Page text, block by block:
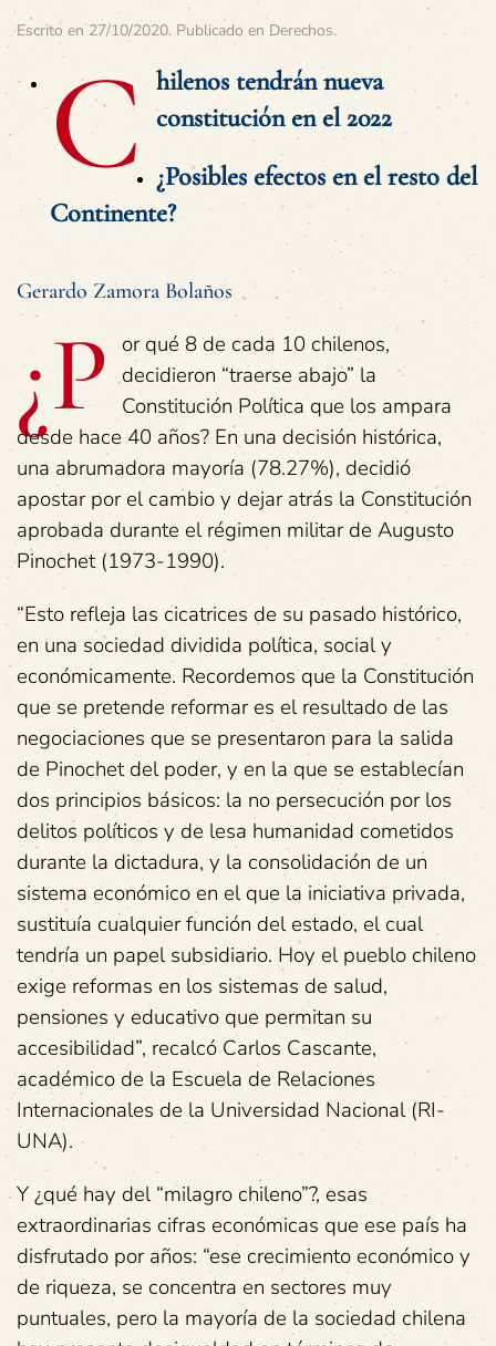
Escrito en27/10/2020. Publicado en Derechos.
C
hilenos tendrán nueva
constitución en el 2022
¿Posibles efectos en el resto del
Continente?
Gerardo Zamora Bolaños
¿P
or qué 8 de cada 10 chilenos,
decidieron “traerse abajo” la
Constitución Política que los ampara
desde hace 40 años? En una decisión histórica,
una abrumadora mayoría (78.27%), decidió
apostar por el cambio y dejar atrás la Constitución
aprobada durante el régimen militar de Augusto
Pinochet (1973-1990).
“Esto refleja las cicatrices de su pasado histórico,
en una sociedad dividida política, social y
económicamente. Recordemos que la Constitución
que se pretende reformar es el resultado de las
negociaciones que se presentaron para la salida
de Pinochet del poder, y en la que se establecían
dos principios básicos: la no persecución por los
delitos políticos y de lesa humanidad cometidos
durante la dictadura, y la consolidación de un
sistema económico en el que la iniciativa privada,
sustituía cualquier función del estado, el cual
tendría un papel subsidiario. Hoy el pueblo chileno
exige reformas en los sistemas de salud,
pensiones y educativo que permitan su
accesibilidad”, recalcó Carlos Cascante,
académico de la Escuela de Relaciones
Internacionales de la Universidad Nacional (RI-
UNA).
Y ¿qué hay del “milagro chileno”?, esas
extraordinarias cifras económicas que ese país ha
disfrutado por años: “ese crecimiento económico y
de riqueza, se concentra en sectores muy
puntuales, pero la mayoría de la sociedad chilena